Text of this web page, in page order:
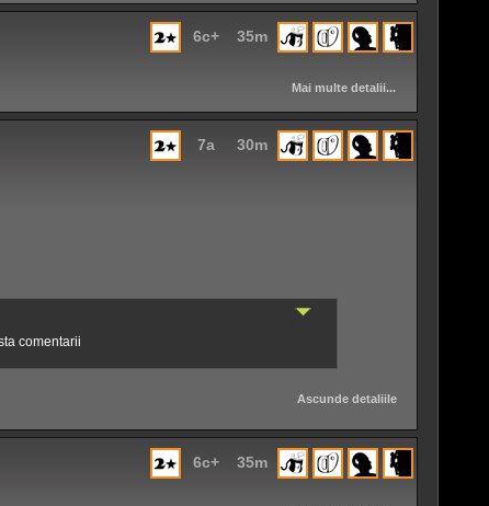
35m
6c+
Mai multe detalii...
30m
7a
comentarii
Ascunde detaliile
35m
6c+